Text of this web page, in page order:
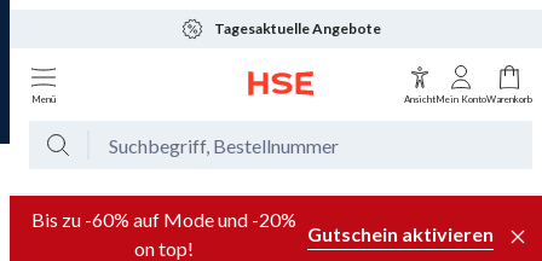
Tagesaktuelle Angebote
Menü AnsichtMein KontoWarenkorb
Bis zu -60% auf Mode und -20%
on top!
Gutschein aktivieren